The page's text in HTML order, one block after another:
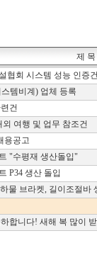
제 목
협회 시스템 성능 인증
템비계) 업체 등록
건
외 여행 및 업무 참조건
용공고
"수평재 생산돌입"
P34 생산 돌입
물 브라켓, 길이조절바
합니다! 새해 복 많이